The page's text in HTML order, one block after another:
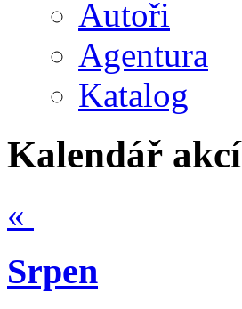
Autoři
Agentura
Katalog
Kalendář akcí
«
Srpen